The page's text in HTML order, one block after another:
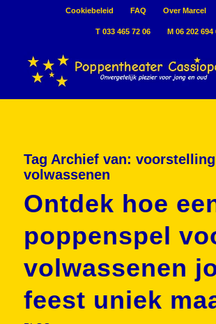
Cookiebeleid FAQ Over Marcel
T 033 465 72 06 M 06 202 694
Tag Archief van:
volwassenen
Ontdek hoe
poppenspel
volwassenen
feest uniek